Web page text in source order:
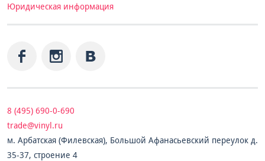
Юридическая информация
8 (495) 690-0-690
trade@vinyl.ru
м. Арбатская (Филевская), Большой Афанасьевский переулок д.
35-37, строение 4